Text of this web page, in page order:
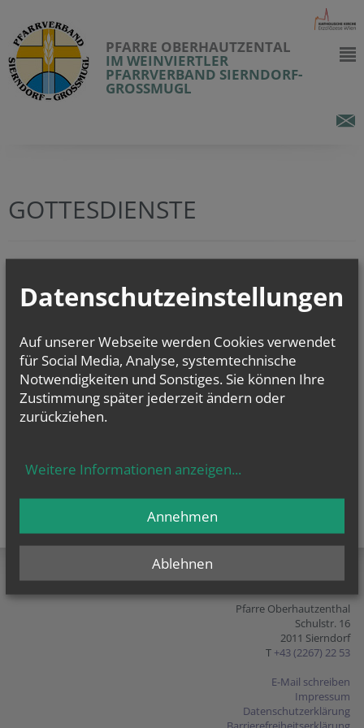
PFARRE OBERHAUTZENTAL
IM WEINVIERTLER
PFARRVERBAND SIERNDORF-
GROSSMUGL
GOTTESDIENSTE
Pfarre Oberhautzenthal
Schulstr. 16
2011 Sierndorf
T +43 (2267) 22 53
E-Mail schreiben
Impressum
Datenschutzerklärung
Datenschutzeinstellungen
Auf unserer Webseite werden Cookies verwendet
für Social Media, Analyse, systemtechnische
Notwendigkeiten und Sonstiges. Sie können Ihre
Zustimmung später jederzeit ändern oder
zurückziehen.
Weitere Informationen anzeigen...
Ablehnen
Annehmen